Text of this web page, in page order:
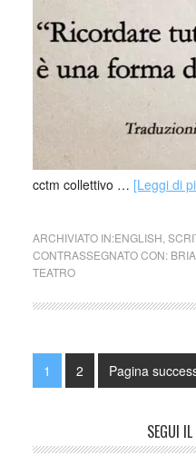
cctm collettivo … [Leggi di
ARCHIVIATO IN:ENGLISH
CONTRASSEGNATO CON:
TEATRO
1 2 Pagina
SEGUI